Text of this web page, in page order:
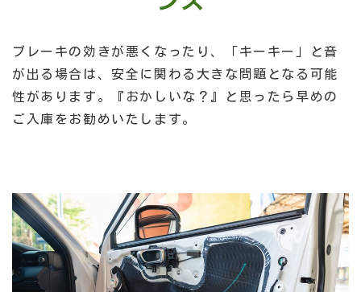
ブレーキの効きが悪くなったり、「キーキー」と音
が出る場合は、安全に関わる大きな問題となる可能
性があります。『おかしいな？』と思ったら早めの
ご入庫をお勧めいたします。